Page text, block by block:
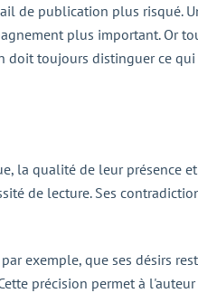
de publication plus risqué.
plus important. Or
toujours distinguer ce
la qualité de leur présence
de lecture. Ses
exemple, que ses désirs
précision permet à